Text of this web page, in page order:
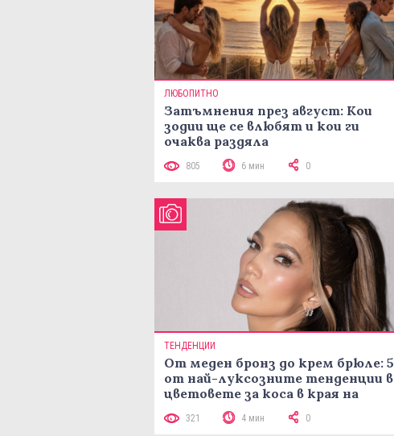
ЛЮБОПИТНО
Затъмнения през август: Кои
зодии ще се влюбят и кои ги
очаква раздяла
805 6 мин 0
ТЕНДЕНЦИИ
От меден бронз до крем брюле: 5
от най-луксозните тенденции в
цветовете за коса в края на
321 4 мин 0